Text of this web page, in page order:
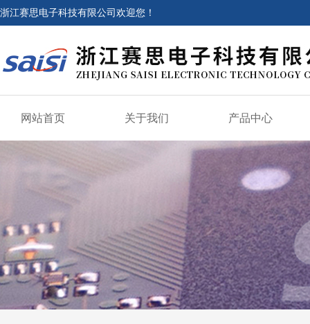
浙江赛思电子科技有限公司欢迎您！
网站首页 关于我们 产品中心